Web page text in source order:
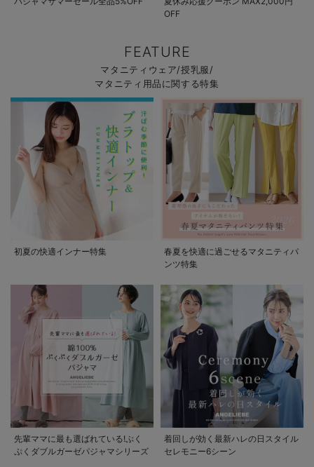
お買い物を続ける カートへ進む
RELATED ITEMS
OFF
FEATURE
マタニティウェア/授乳服/
マタニティ用品に関する特集
初夏の快適インナー特集
春夏を快適に過ごせるマタニティパ
ンツ特集
先輩ママに最も選ばれている!ぷく
ぷくダブルガーゼパジャマシリーズ
着回しが効く最新ハレの日スタイル
セレモニー6シーン